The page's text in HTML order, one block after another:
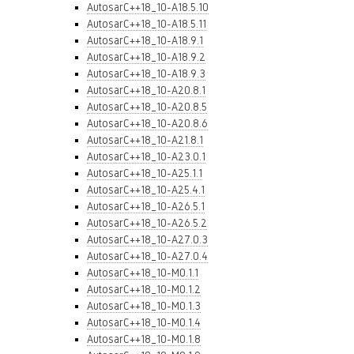
AutosarC++18_10-A18.5.10
AutosarC++18_10-A18.5.11
AutosarC++18_10-A18.9.1
AutosarC++18_10-A18.9.2
AutosarC++18_10-A18.9.3
AutosarC++18_10-A20.8.1
AutosarC++18_10-A20.8.5
AutosarC++18_10-A20.8.6
AutosarC++18_10-A21.8.1
AutosarC++18_10-A23.0.1
AutosarC++18_10-A25.1.1
AutosarC++18_10-A25.4.1
AutosarC++18_10-A26.5.1
AutosarC++18_10-A26.5.2
AutosarC++18_10-A27.0.3
AutosarC++18_10-A27.0.4
AutosarC++18_10-M0.1.1
AutosarC++18_10-M0.1.2
AutosarC++18_10-M0.1.3
AutosarC++18_10-M0.1.4
AutosarC++18_10-M0.1.8